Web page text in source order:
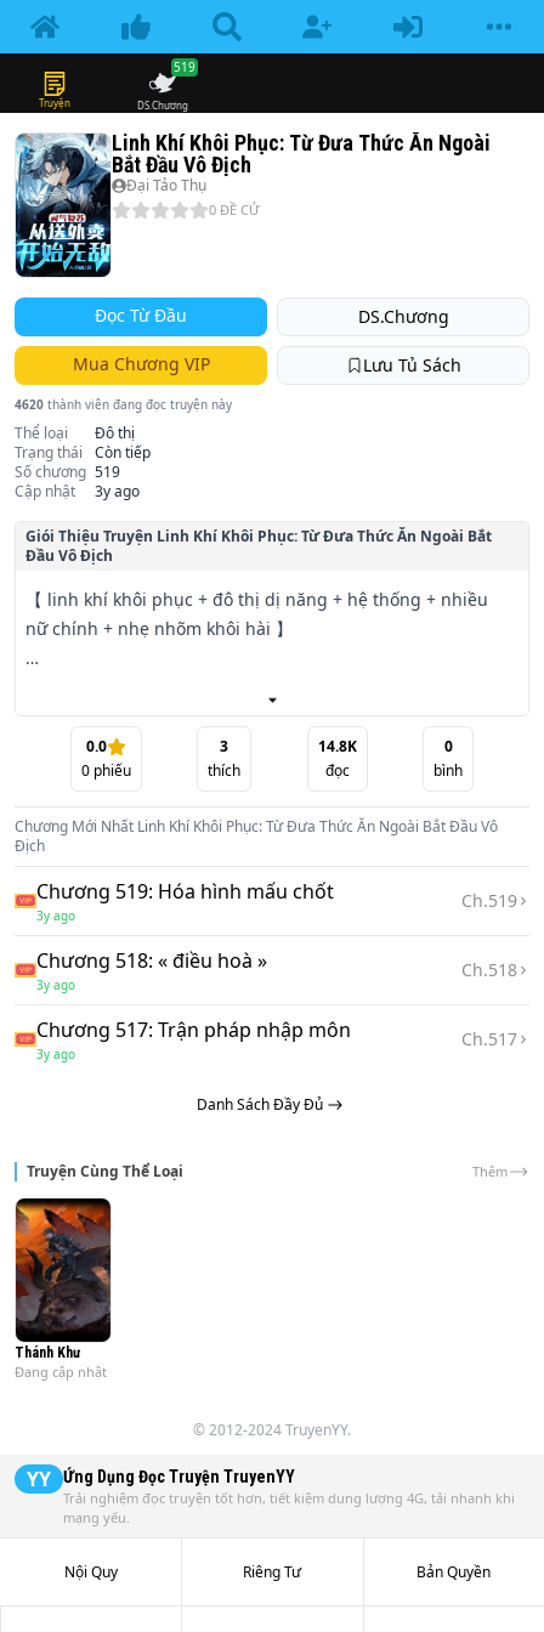
Truyện DS.Chương
519
Linh Khí Khôi Phục: Từ Đưa Thức Ăn Ngoài
Bắt Đầu Vô Địch
Đại Tảo Thụ
0 ĐỀ CỬ
Đọc Từ Đầu DS.Chương
Mua Chương VIP Lưu Tủ Sách
4620 thành viên đang đọc truyện này
Thể loại
Đô thị
Trạng thái
Còn tiếp
Số chương 519
Cập nhật
3y ago
Giói Thiệu Truyện Linh Khí Khôi Phục: Từ Đưa Thức Ăn Ngoài Bắt
Đầu Vô Địch
【 linh khí khôi phục + đô thị dị năng + hệ thống + nhiều
nữ chính + nhẹ nhõm khôi hài 】
công pháp mặt trái hiệu quả chuyển đổi thành chính diện?
Tỉnh táo + hồi máu cuồng hóa nghe nói qua không?
Tự mình hại mình võ công tất cả đều đảo ngược thành
cường hóa võ học nghe nói qua không?
Lúc có người hỏi Diệp Tiểu Thụ, hắn vì cái gì ngưu như vậy
phê thời điểm.
Hắn hồi đáp:
Thân vì một cái bình thường thức ăn ngoài tiểu ca
Ta làm sao có thể một cục gạch đập choáng đế vương cấp
Linh thú?
"Ta chỉ là cái nho nhỏ shipper, đừng quấn lấy ta rồi!" Diệp
Tiểu Thụ nói xong, chạy như một làn khói.
Các giới đại năng: "Đại sư chớ đi!"
0.0
0phiếu
3
thích
14.8K
đọc
0
bình
Chương Mới Nhất Linh Khí Khôi Phục: Từ Đưa Thức Ăn Ngoài Bắt Đầu Vô
Địch
Chương 519: Hóa hình mấu chốt
3y ago
Ch.519
Chương 518: « điều hoà »
3y ago
Ch.518
Chương 517: Trận pháp nhập môn
3y ago
Ch.517
Danh Sách Đầy Đủ
Truyện Cùng Thể Loại Thêm
Thánh Khư
Đang cập nhật
© 2012-2024 TruyenYY.
YY Ứng Dụng Đọc Truyện TruyenYY
Trải nghiệm đọc truyện tốt hơn, tiết kiệm dung lượng 4G, tải nhanh khi
mạng yếu.
Nội Quy Riêng Tư Bản Quyền